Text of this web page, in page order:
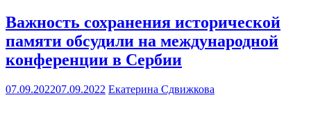
Важность сохранения исторической
памяти обсудили на международной
конференции в Сербии
07.09.202207.09.2022 Екатерина Сдвижкова